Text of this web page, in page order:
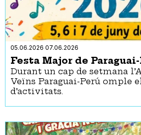
05.06.2026 07.06.2026
Festa Major de
Durant un cap de setmana
Veïns Paraguai-Perú omple
d’activitats.